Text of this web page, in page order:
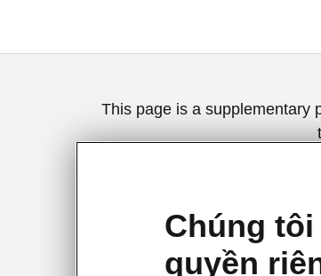
This page is a supplementary
Chúng
quyền